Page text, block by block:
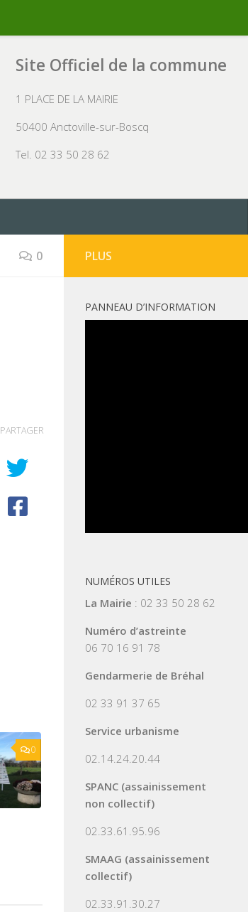
Site Officiel de la commune
1 PLACE DE LA MAIRIE
50400 Anctoville-sur-Boscq
Tel. 02 33 50 28 62
0
PARTAGER
0
PLUS
PANNEAU D’INFORMATION
NUMÉROS UTILES
La Mairie : 02 33 50 28 62
Numéro d’astreinte
06 70 16 91 78
Gendarmerie de Bréhal
02 33 91 37 65
Service urbanisme
02.14.24.20.44
SPANC (assainissement
non collectif)
02.33.61.95.96
SMAAG (assainissement
collectif)
02.33.91.30.27